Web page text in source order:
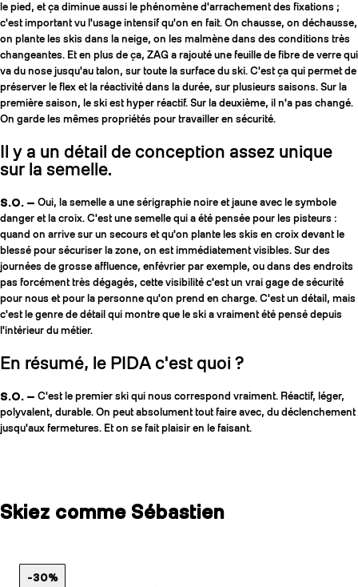
le pied, et ça diminue aussi le phénomène d'arrachement des fixations ;
c'est important vu l'usage intensif qu'on en fait. On chausse, on déchausse,
on plante les skis dans la neige, on les malmène dans des conditions très
changeantes. Et en plus de ça, ZAG a rajouté une feuille de fibre de verre qui
va du nose jusqu'au talon, sur toute la surface du ski. C'est ça qui permet de
préserver le flex et la réactivité dans la durée, sur plusieurs saisons. Sur la
première saison, le ski est hyper réactif. Sur la deuxième, il n'a pas changé.
On garde les mêmes propriétés pour travailler en sécurité.
Il y a un détail de conception assez unique
sur la semelle.
S.O. — Oui, la semelle a une sérigraphie noire et jaune avec le symbole
danger et la croix. C'est une semelle qui a été pensée pour les pisteurs :
quand on arrive sur un secours et qu'on plante les skis en croix devant le
blessé pour sécuriser la zone, on est immédiatement visibles. Sur des
journées de grosse affluence, enfévrier par exemple, ou dans des endroits
pas forcément très dégagés, cette visibilité c'est un vrai gage de sécurité
pour nous et pour la personne qu'on prend en charge. C'est un détail, mais
c'est le genre de détail qui montre que le ski a vraiment été pensé depuis
l'intérieur du métier.
En résumé, le PIDA c'est quoi ?
S.O. — C'est le premier ski qui nous correspond vraiment. Réactif, léger,
polyvalent, durable. On peut absolument tout faire avec, du déclenchement
jusqu'aux fermetures. Et on se fait plaisir en le faisant.
Skiez comme Sébastien
-30%